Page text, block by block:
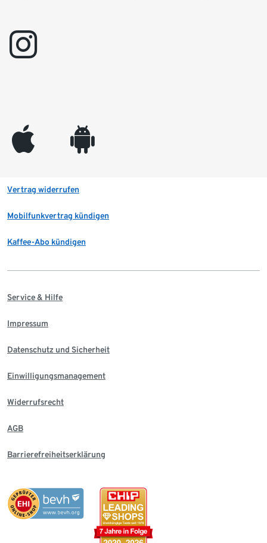
instagram
appleinc android
Vertrag widerrufen
Mobilfunkvertrag kündigen
Kaffee-Abo kündigen
Service & Hilfe
Impressum
Datenschutz und Sicherheit
Einwilligungsmanagement
Widerrufsrecht
AGB
Barrierefreiheitserklärung